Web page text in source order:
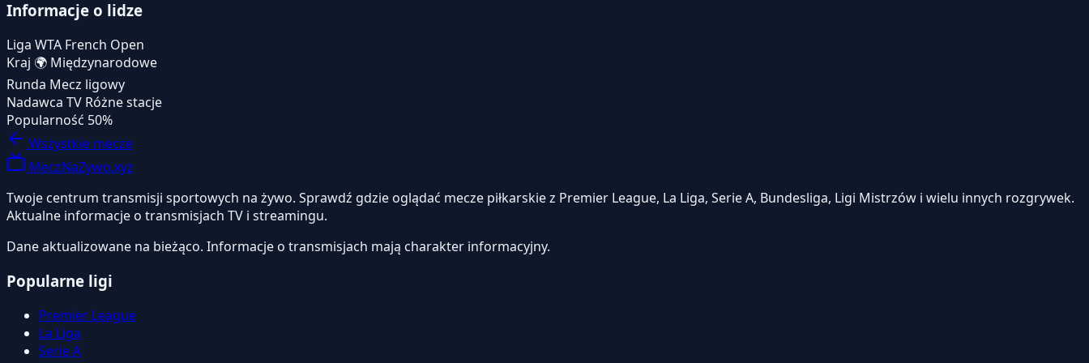
Informacje o lidze
Liga WTA French Open
Kraj 🌍 Międzynarodowe
Runda Mecz ligowy
Nadawca TV Różne stacje
Popularność 50%
Wszystkie mecze
MeczNaZywo.xyz
Twoje centrum transmisji sportowych na żywo. Sprawdź gdzie oglądać mecze piłkarskie z Premier League, La Liga, Serie A, Bundesliga, Ligi Mistrzów i wielu innych rozgrywek.
Aktualne informacje o transmisjach TV i streamingu.
Dane aktualizowane na bieżąco. Informacje o transmisjach mają charakter informacyjny.
Popularne ligi
Premier League
La Liga
Serie A